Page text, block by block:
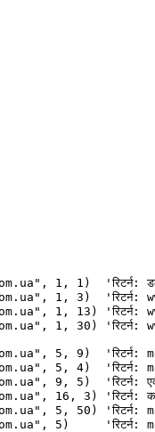
1, 1)  'रिटर्न:
1, 3)  'रिटर्न:
1, 13) 'रिटर्न:
1, 30) 'रिटर्न:
5, 9)  'रिटर्न:
5, 4)  'रिटर्न:
9, 5)  'रिटर्न:
16, 3) 'रिटर्न:
5, 50) 'रिटर्न:
5)     'रिटर्न: